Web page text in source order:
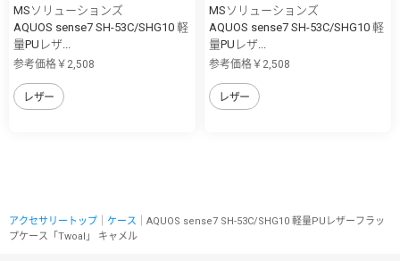
MSソリューションズ
AQUOS sense7 SH-53C/SHG10 軽
量PUレザ...
参考価格￥2,508
レザー
MSソリューションズ
AQUOS sense7 SH-53C/SHG10 軽
量PUレザ...
参考価格￥2,508
レザー
アクセサリートップ ケース ｜AQUOS sense7 SH-53C/SHG10 軽量PUレザーフラッ
プケース「Twoal」 キャメル